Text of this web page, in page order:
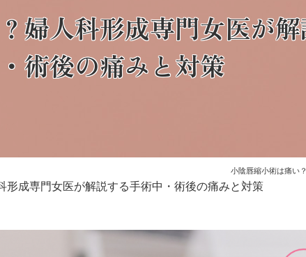
婦人科形成専門女医が
術後の痛みと対策
形成専門女医が解説する手術中・術後の痛みと対策
小陰唇縮小術は痛い